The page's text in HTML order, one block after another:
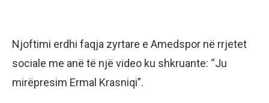
Njoftimi erdhi faqja zyrtare e Amedspor në rrjetet
sociale me anë të një video ku shkruante: “Ju
mirëpresim Ermal Krasniqi”.